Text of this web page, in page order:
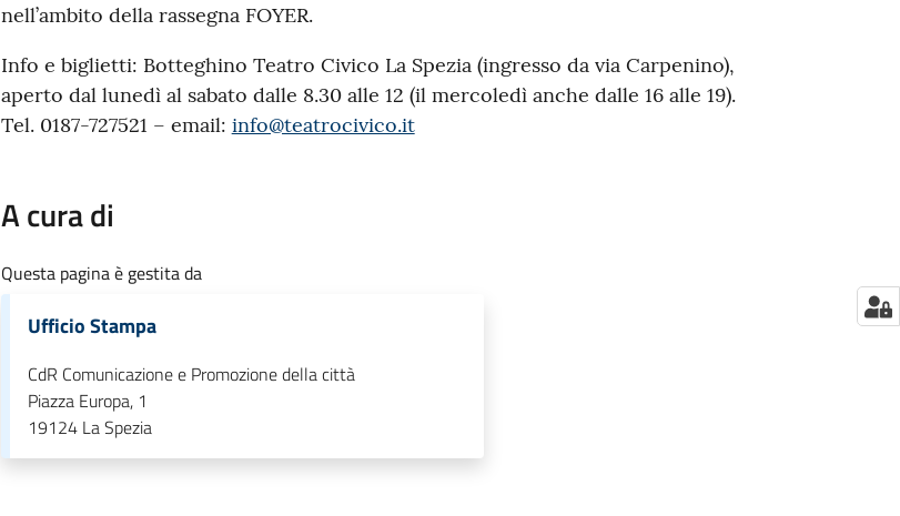
nell’ambito della rassegna FOYER.
Info e biglietti: Botteghino Teatro Civico La Spezia (ingresso da via Carpenino),
aperto dal lunedì al sabato dalle 8.30 alle 12 (il mercoledì anche dalle 16 alle 19).
Tel. 0187-727521 – email: info@teatrocivico.it
A cura di
Questa pagina è gestita da
Ufficio Stampa
CdR Comunicazione e Promozione della città
Piazza Europa, 1
19124 La Spezia